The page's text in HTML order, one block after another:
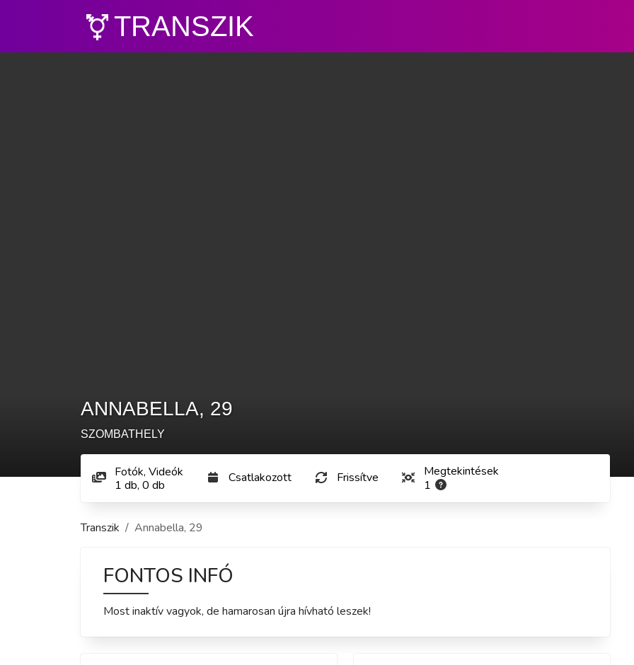
TRANSZIK
ANNABELLA, 29
SZOMBATHELY
Fotók, Videók
1 db, 0 db Csatlakozott Frissítve
Megtekintések
1
Transzik Annabella, 29
FONTOS INFÓ
Most inaktív vagyok, de hamarosan újra hívható leszek!